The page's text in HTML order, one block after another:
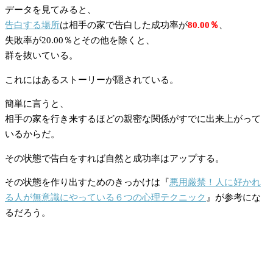
データを見てみると、
告白する場所は相手の家で告白した成功率が80.00％
失敗率が20.00％とその他を除くと、
群を抜いている。
これにはあるストーリーが隠されている。
簡単に言うと、
相手の家を行き来するほどの親密な関係がすでに出来上がって
いるからだ。
その状態で告白をすれば自然と成功率はアップする。
その状態を作り出すためのきっかけは『悪用厳禁！人に好かれ
る人が無意識にやっている６つの心理テクニック 』が参考にな
るだろう。